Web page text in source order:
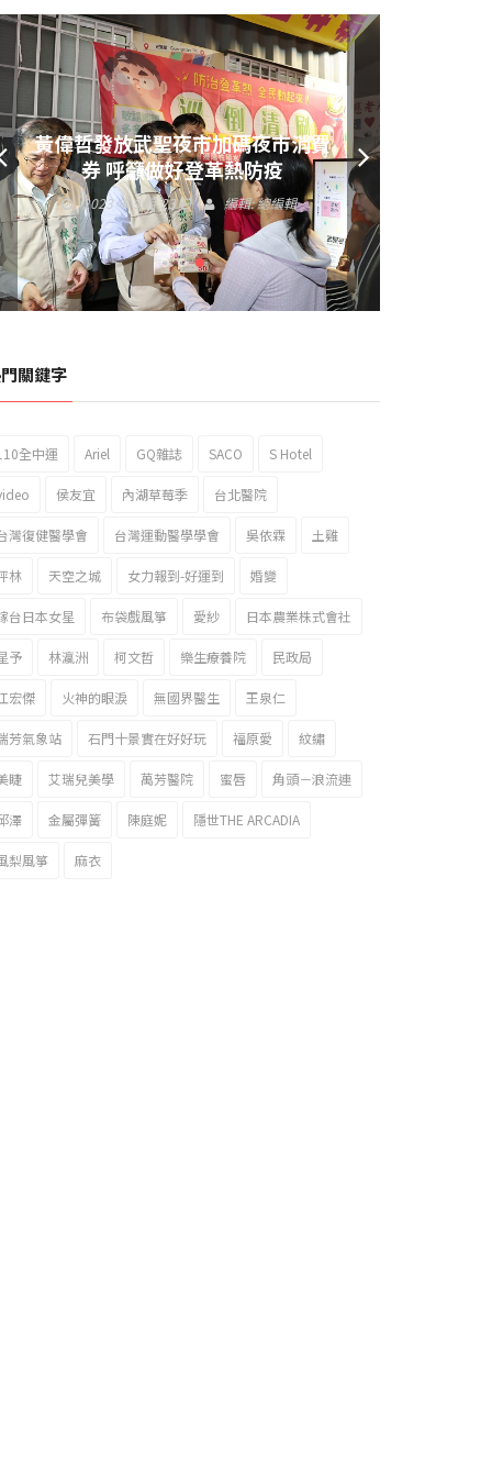
黃偉哲發放武聖夜市加碼夜市消費
券 呼籲做好登革熱防疫
2023 年 9 月 23 日 編輯:總編輯
關鍵字
全中運 Ariel GQ雜誌 SACO S Hotel
侯友宜 內湖草莓季 台北醫院
灣復健醫學會 台灣運動醫學學會 吳依霖 土雞
林 天空之城 女力報到-好運到 婚變
台日本女星 布袋戲風箏 愛紗 日本農業株式會社
予 林瀛洲 柯文哲 樂生療養院 民政局
宏傑 火神的眼淚 無國界醫生 王泉仁
芳氣象站 石門十景實在好好玩 福原愛 紋繡
睫 艾瑞兒美學 萬芳醫院 蜜唇 角頭－浪流連
澤 金屬彈簧 陳庭妮 隱世THE ARCADIA
梨風箏 麻衣